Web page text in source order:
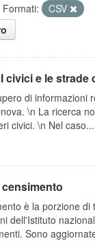
Formati:
CSV
civici e le strade
di informazioni
\n La ricerca
civici. \n Nel caso...
è la porzione di
dell'Istituto
Sono